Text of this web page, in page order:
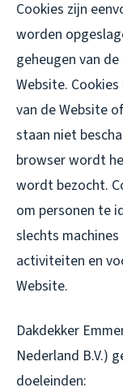
Cookies zijn
worden
geheugen van
Website.
van de Website
staan niet
browser wordt
wordt bezocht.
om personen te
slechts
activiteiten en
Website.
Dakdekker
Nederland B.V.)
doeleinden: